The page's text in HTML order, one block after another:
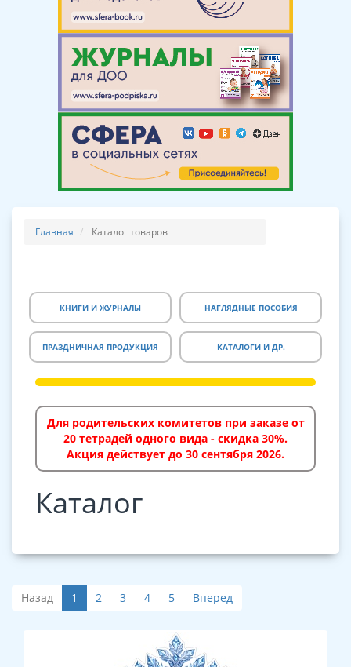
Главная Каталог товаров
КНИГИ И ЖУРНАЛЫ НАГЛЯДНЫЕ ПОСОБИЯ
ПРАЗДНИЧНАЯ ПРОДУКЦИЯ КАТАЛОГИ И ДР.
Для родительских комитетов при заказе от
20 тетрадей одного вида - скидка 30%.
Акция действует до 30 сентября 2026.
Каталог
Назад 1 2 3 4 5 Вперед